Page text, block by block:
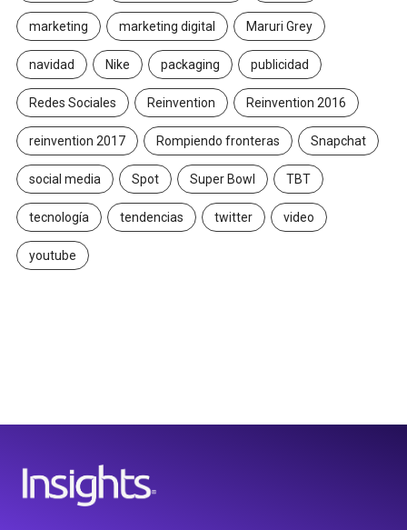
marketing marketing digital Maruri Grey
navidad Nike packaging publicidad
Redes Sociales Reinvention Reinvention 2016
reinvention 2017 Rompiendo fronteras Snapchat
social media Spot Super Bowl TBT
tecnología tendencias twitter video
youtube